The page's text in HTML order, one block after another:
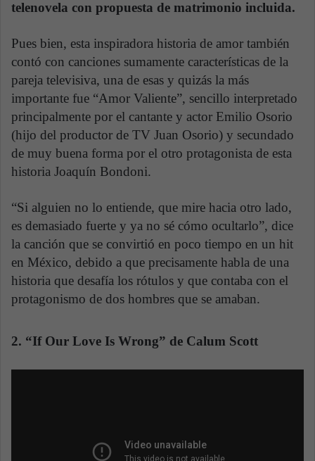
telenovela con propuesta de matrimonio incluida.
Pues bien, esta inspiradora historia de amor también
contó con canciones sumamente características de la
pareja televisiva, una de esas y quizás la más
importante fue “Amor Valiente”, sencillo interpretado
principalmente por el cantante y actor Emilio Osorio
(hijo del productor de TV Juan Osorio) y secundado
de muy buena forma por el otro protagonista de esta
historia Joaquín Bondoni.
“Si alguien no lo entiende, que mire hacia otro lado,
es demasiado fuerte y ya no sé cómo ocultarlo”, dice
la canción que se convirtió en poco tiempo en un hit
en México, debido a que precisamente habla de una
historia que desafía los rótulos y que contaba con el
protagonismo de dos hombres que se amaban.
2. “If Our Love Is Wrong” de Calum Scott